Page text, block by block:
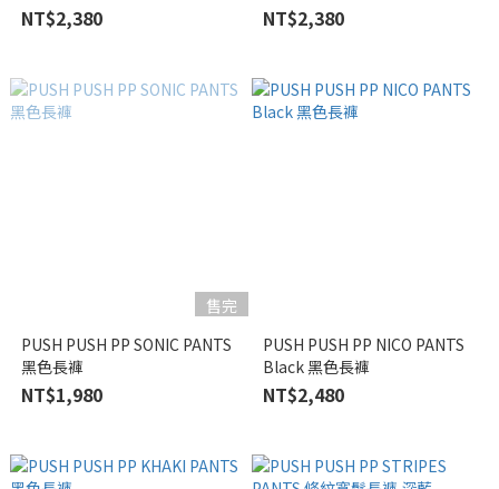
NT$2,380 NT$2,380
售完
PUSH PUSH PP SONIC PANTS
黑色長褲
NT$1,980
PUSH PUSH PP NICO PANTS
Black 黑色長褲
NT$2,480